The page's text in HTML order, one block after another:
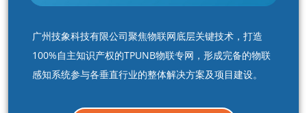
广州技象科技有限公司聚焦物联网底层关键技术，打造
100%自主知识产权的TPUNB物联专网，形成完备的物联
感知系统参与各垂直行业的整体解决方案及项目建设。